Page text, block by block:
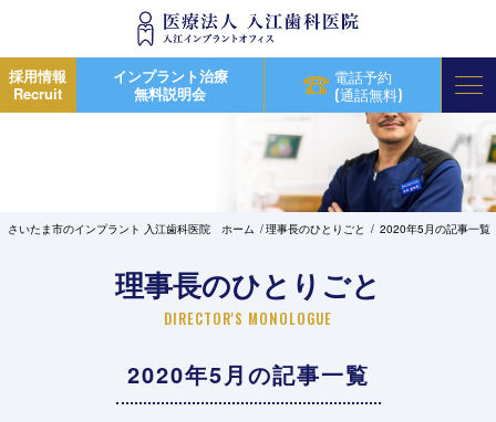
採用情報
Recruit
インプラント治療
無料説明会
電話予約
(通話無料)
さいたま市のインプラント 入江歯科医院 ホーム 理事長のひとりごと 2020年5月の記事一覧
理事長のひとりごと
DIRECTOR'S MONOLOGUE
2020年5月の記事一覧